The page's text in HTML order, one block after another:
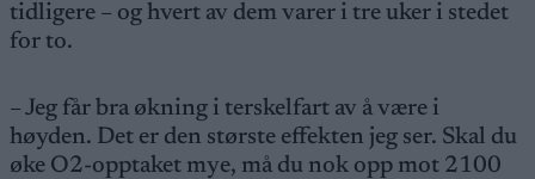
tidligere – og hvert av dem varer i tre uker i stedet
for to.
– Jeg får bra økning i terskelfart av å være i
høyden. Det er den største effekten jeg ser. Skal du
øke O2-opptaket mye, må du nok opp mot 2100